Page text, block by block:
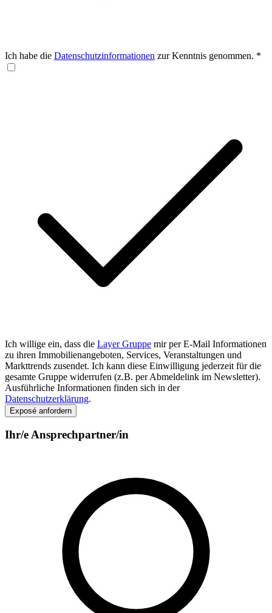
Ich habe die Datenschutzinformationen zur Kenntnis genommen. *
Ich willige ein, dass die Layer Gruppe mir per E-Mail Informationen
zu ihren Immobilienangeboten, Services, Veranstaltungen und
Markttrends zusendet. Ich kann diese Einwilligung jederzeit für die
gesamte Gruppe widerrufen (z.B. per Abmeldelink im Newsletter).
Ausführliche Informationen finden sich in der
Datenschutzerklärung.
Exposé anfordern
Ihr/e Ansprechpartner/in